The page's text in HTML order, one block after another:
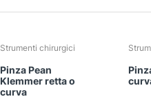
Strumenti chirurgici
Pinza Pean
Klemmer retta o
curva